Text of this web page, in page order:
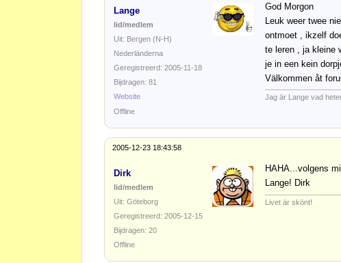
Lange
lid/medlem
Uit: Bergen (N-H)
Nederländerna
Geregistreerd: 2005-11-18
Bijdragen: 81
Website
God Morgon
Leuk weer twee
ontmoet , ikzelf
te leren , ja kleine
je in een kein
Välkommen åt
Jag är Lange vad
Offline
2005-12-23 18:43:58
Dirk
lid/medlem
Uit: Göteborg
Geregistreerd: 2005-12-15
Bijdragen: 20
HAHA...volgens
Lange! Dirk
Livet är skönt!
Offline